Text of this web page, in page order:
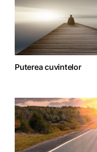
Puterea cuvintelor